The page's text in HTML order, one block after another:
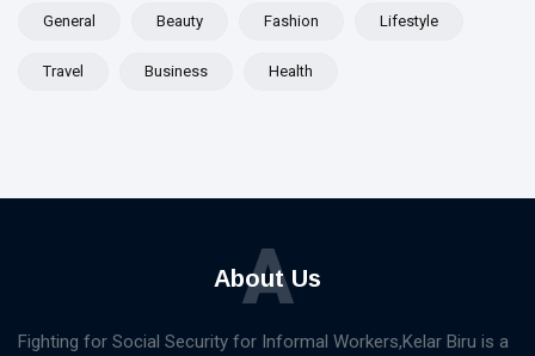
General Beauty Fashion Lifestyle
Travel Business Health
About Us
A
Fighting for Social Security for Informal Workers,Kelar Biru is a